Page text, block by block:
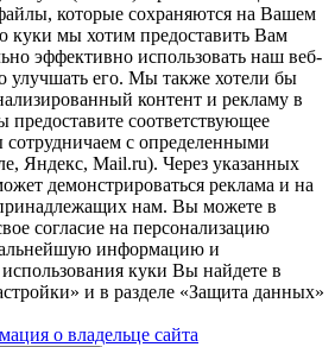
которые сохраняются на Вашем
куки мы хотим предоставить Вам
эффективно использовать наш веб-
улучшать его. Мы также хотели бы
контент и рекламу в
предоставите соответствующее
сотрудничаем с определенными
Яндекс, Mail.ru). Через указанных
демонстрироваться реклама и на
нам. Вы можете в
согласие на персонализацию
информацию и
куки Вы найдете в
и в разделе «Защита данных»
о владельце сайта